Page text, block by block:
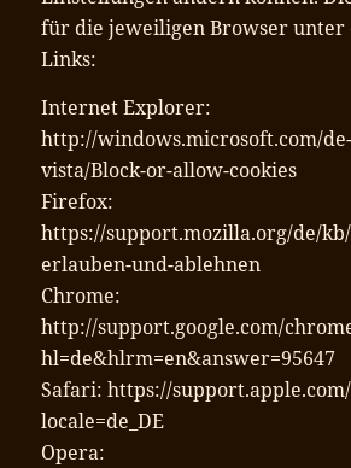
für die jeweiligen Browser unter
Links:
Internet Explorer:
http://windows.microsoft.com/
vista/Block-or-allow-cookies
Firefox:
https://support.mozilla.org/de/
erlauben-und-ablehnen
Chrome:
http://support.google.com/
hl=de&hlrm=en&answer=95647
Safari: https://
locale=de_DE
Opera: